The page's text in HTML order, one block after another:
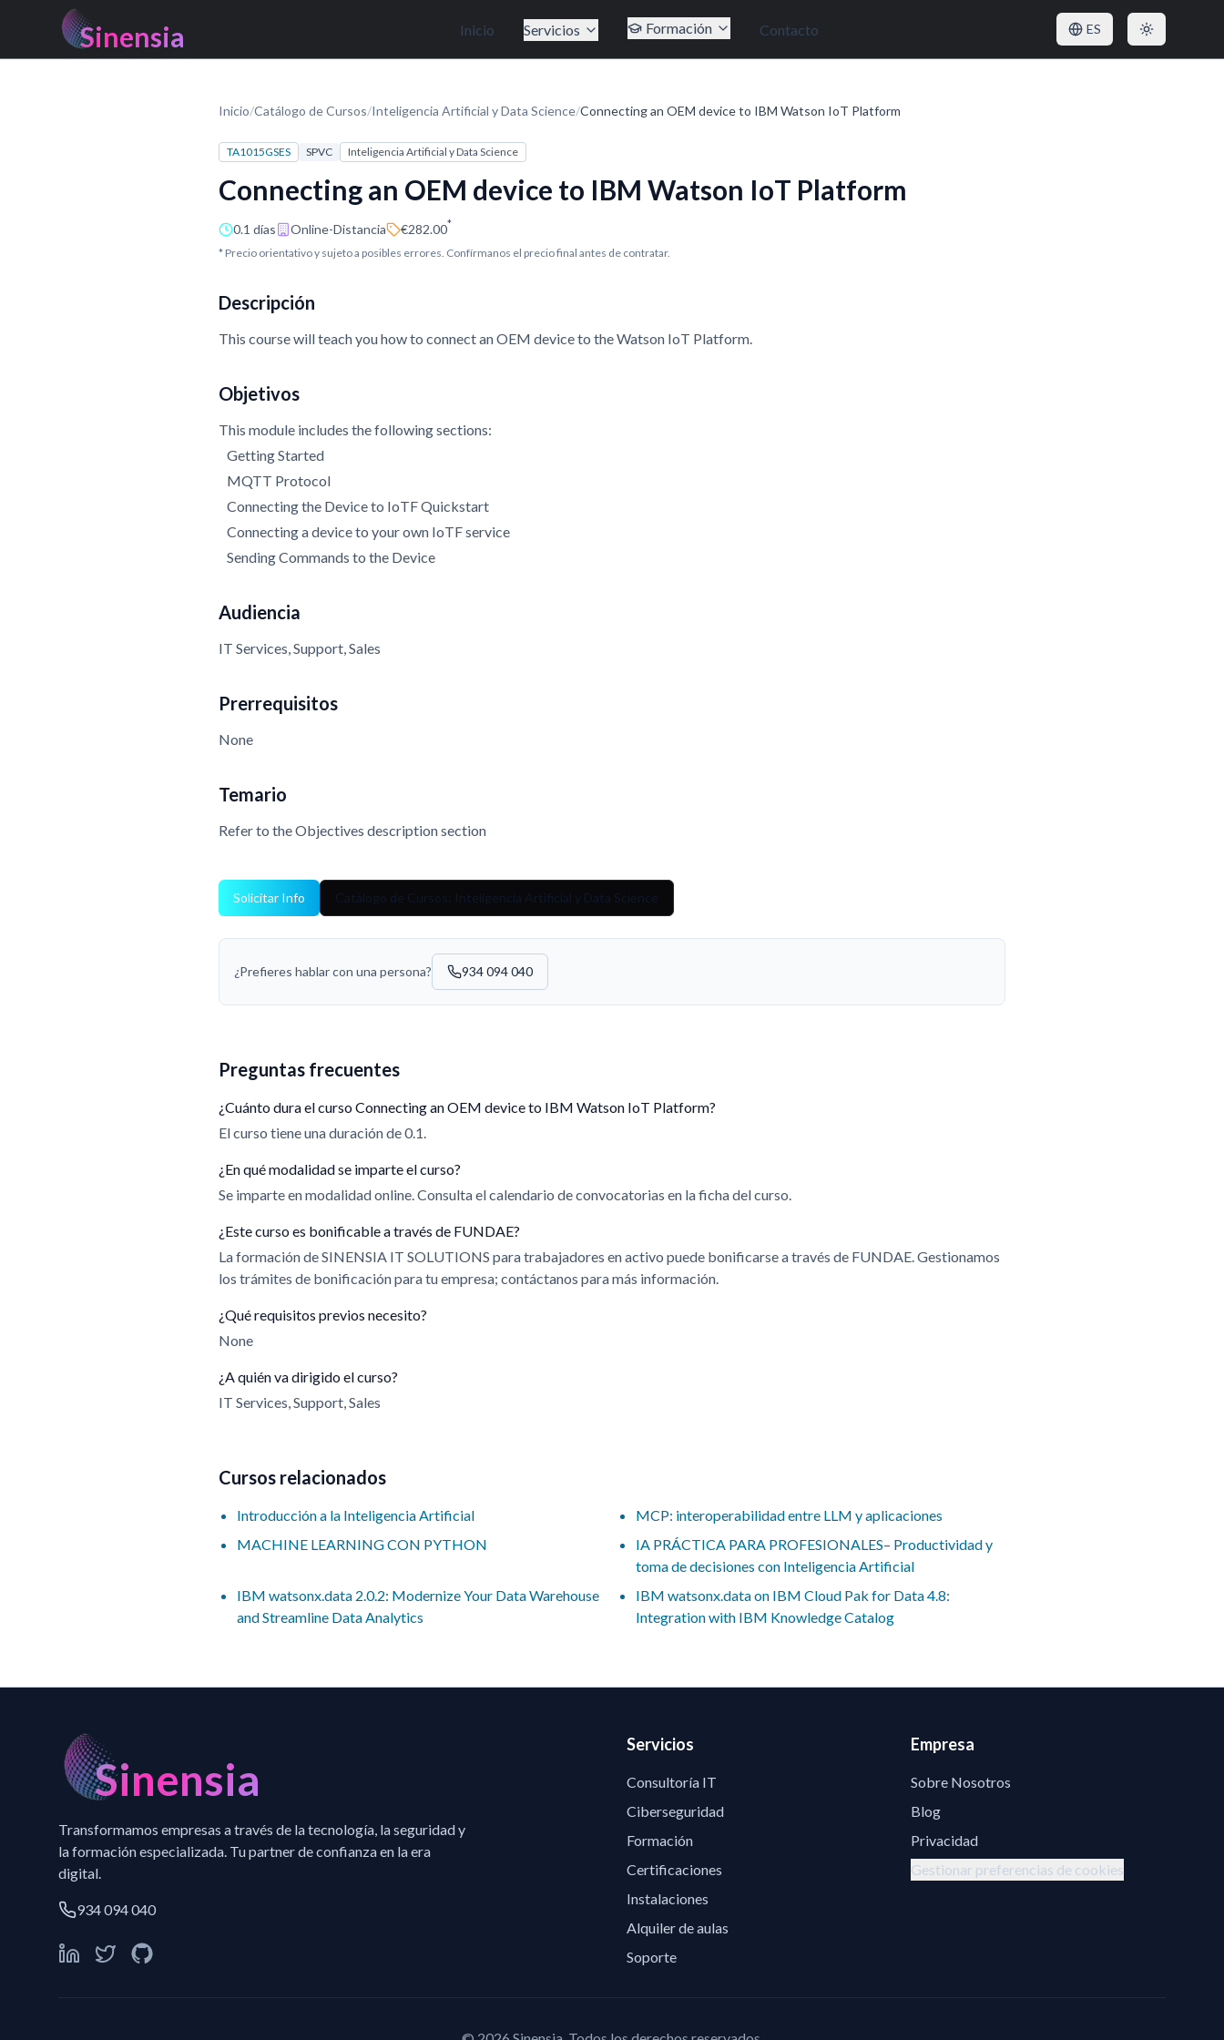
Sinensia Inicio Servicios Formación Contacto ES
Inicio/Catálogo de Cursos/Inteligencia Artificial y Data Science/Connecting an OEM device to IBM Watson IoT Platform
TA1015GSES SPVC Inteligencia Artificial y Data Science
Connecting an OEM device to IBM Watson IoT Platform
0.1 días Online-Distancia €282.00*
* Precio orientativo y sujeto a posibles errores. Confírmanos el precio final antes de contratar.
Descripción
This course will teach you how to connect an OEM device to the Watson IoT Platform.
Objetivos
This module includes the following sections:
Getting Started
MQTT Protocol
Connecting the Device to IoTF Quickstart
Connecting a device to your own IoTF service
Sending Commands to the Device
Audiencia
IT Services, Support, Sales
Prerrequisitos
None
Temario
Refer to the Objectives description section
Solicitar Info Catálogo de Cursos: Inteligencia Artificial y Data Science
¿Prefieres hablar con una persona? 934 094 040
Preguntas frecuentes
¿Cuánto dura el curso Connecting an OEM device to IBM Watson IoT Platform?
El curso tiene una duración de 0.1.
¿En qué modalidad se imparte el curso?
Se imparte en modalidad online. Consulta el calendario de convocatorias en la ficha del curso.
¿Este curso es bonificable a través de FUNDAE?
La formación de SINENSIA IT SOLUTIONS para trabajadores en activo puede bonificarse a través de FUNDAE. Gestionamos
los trámites de bonificación para tu empresa; contáctanos para más información.
¿Qué requisitos previos necesito?
None
¿A quién va dirigido el curso?
IT Services, Support, Sales
Cursos relacionados
Introducción a la Inteligencia Artificial
MCP: interoperabilidad entre LLM y aplicaciones
MACHINE LEARNING CON PYTHON
IA PRÁCTICA PARA PROFESIONALES– Productividad y
toma de decisiones con Inteligencia Artificial
IBM watsonx.data 2.0.2: Modernize Your Data Warehouse
and Streamline Data Analytics
IBM watsonx.data on IBM Cloud Pak for Data 4.8:
Integration with IBM Knowledge Catalog
Sinensia
Transformamos empresas a través de la tecnología, la seguridad y
la formación especializada. Tu partner de confianza en la era
digital.
934 094 040
Servicios
Consultoría IT
Ciberseguridad
Formación
Certificaciones
Instalaciones
Alquiler de aulas
Soporte
Empresa
Sobre Nosotros
Blog
Privacidad
Gestionar preferencias de cookies